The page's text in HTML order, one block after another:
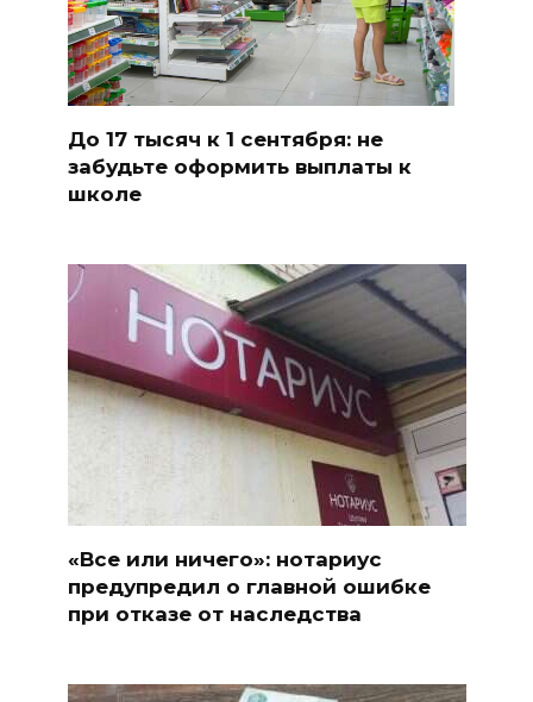
До 17 тысяч к 1 сентября: не
забудьте оформить выплаты к
школе
«Все или ничего»: нотариус
предупредил о главной ошибке
при отказе от наследства